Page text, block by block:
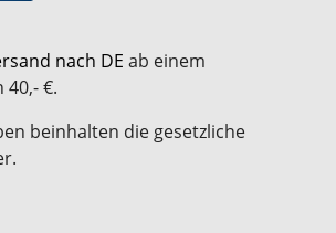
nach DE ab einem
40,- €.
beinhalten die gesetzliche